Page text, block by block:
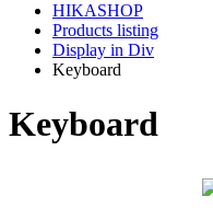
HIKASHOP
Products listing
Display in Div
Keyboard
Keyboard